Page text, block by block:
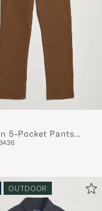
5-Pocket Pants
36
OUTDOOR